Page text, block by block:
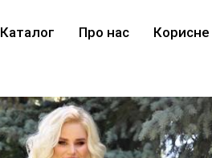
Каталог Про нас Корисне